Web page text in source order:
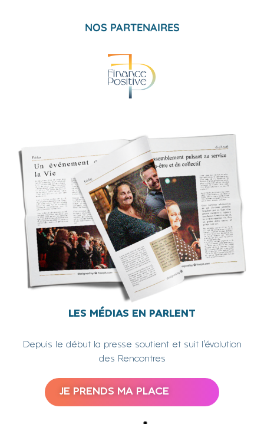
NOS PARTENAIRES
LES MÉDIAS EN PARLENT
Depuis le début la presse soutient et suit l’évolution
des Rencontres
JE PRENDS MA PLACE